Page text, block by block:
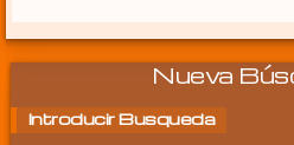
Nueva
Introducir Busqueda